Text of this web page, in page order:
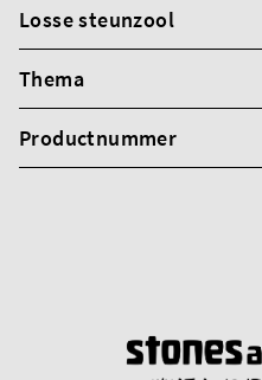
Losse steunzool
Thema
Productnummer